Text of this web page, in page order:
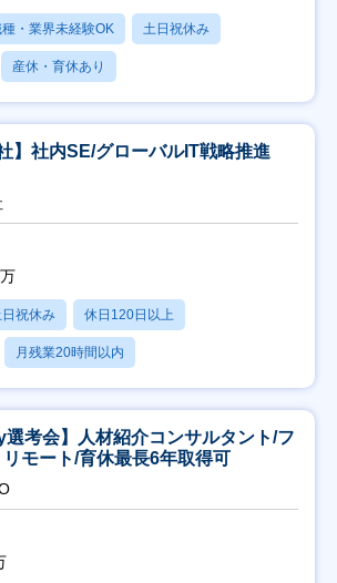
・業界未経験OK 土日祝休み
産休・育休あり
】社内SE/グローバルIT戦略推進
祝休み 休日120日以上
月残業20時間以内
選考会】人材紹介コンサルタント/フ
モート/育休最長6年取得可